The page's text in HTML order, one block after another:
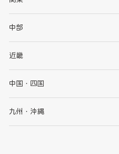
岩手県
秋田県
茨城県
群馬県
千葉県
中部
新潟県
石川県
山梨県
近畿
大阪府
京都府
中国・四国
鳥取県
九州・沖縄